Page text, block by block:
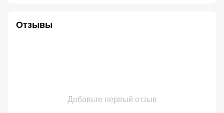
Отзывы
Добавьте первый отзыв